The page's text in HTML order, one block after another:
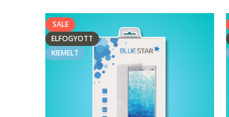
SALE
ELFOGYOTT
KIEMELT